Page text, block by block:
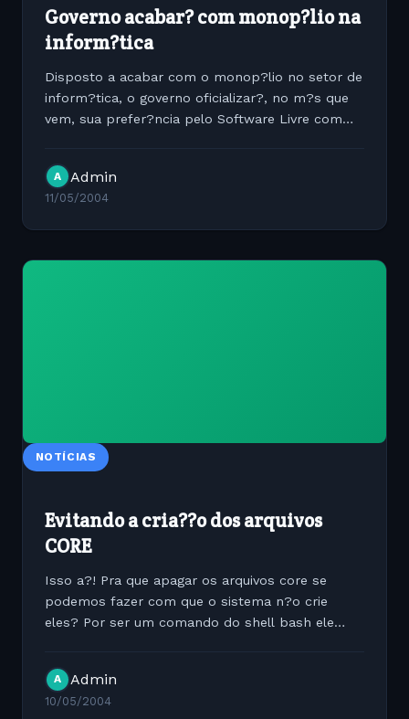
Governo acabar? com monop?lio na
inform?tica
Disposto a acabar com o monop?lio no setor de
inform?tica, o governo oficializar?, no m?s que
vem, sua prefer?ncia pelo Software Livre com
junho, com a...
A Admin
11/05/2004
NOTÍCIAS
Evitando a cria??o dos arquivos
CORE
Isso a?! Pra que apagar os arquivos core se
podemos fazer com que o sistema n?o crie
eles? Por ser um comando do shell bash ele
? muito simples: ulimit -c 0...
A Admin
10/05/2004